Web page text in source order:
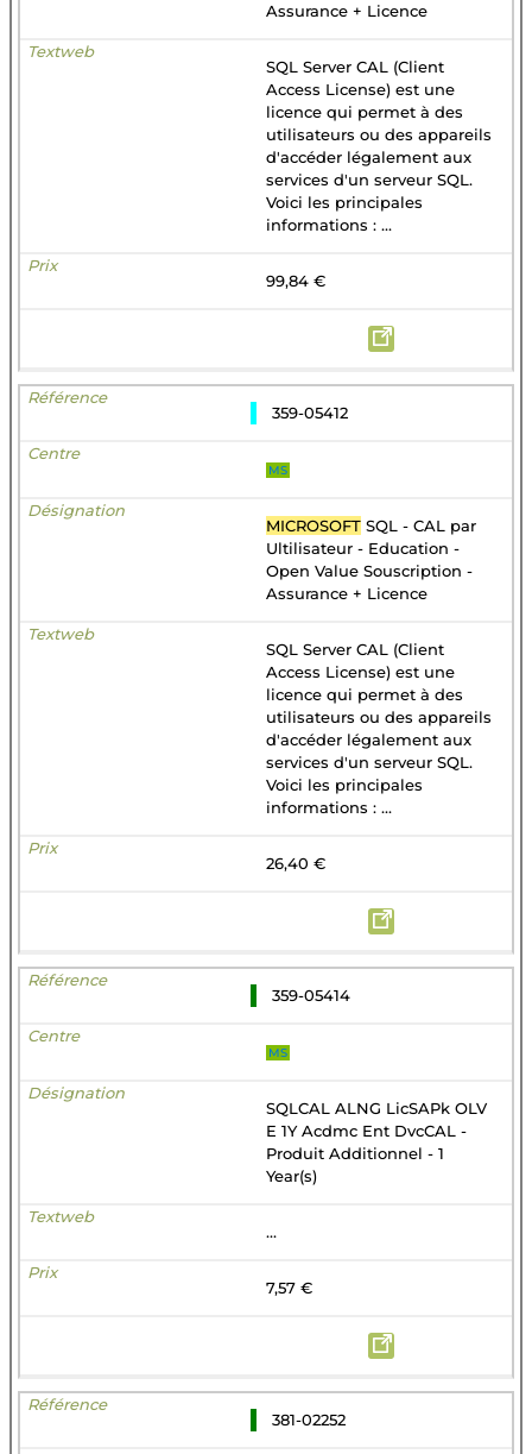
Assurance + Licence
SQL Server CAL (Client
Access License) est une
licence qui permet à des
utilisateurs ou des appareils
d'accéder légalement aux
services d'un serveur SQL.
Voici les principales
informations : ...
99,84 €
359-05412
MS
MICROSOFT SQL - CAL par
Ultilisateur - Education -
Open Value Souscription -
Assurance + Licence
SQL Server CAL (Client
Access License) est une
licence qui permet à des
utilisateurs ou des appareils
d'accéder légalement aux
services d'un serveur SQL.
Voici les principales
informations : ...
26,40 €
359-05414
MS
SQLCAL ALNG LicSAPk OLV
E 1Y Acdmc Ent DvcCAL -
Produit Additionnel - 1
Year(s)
...
7,57 €
381-02252